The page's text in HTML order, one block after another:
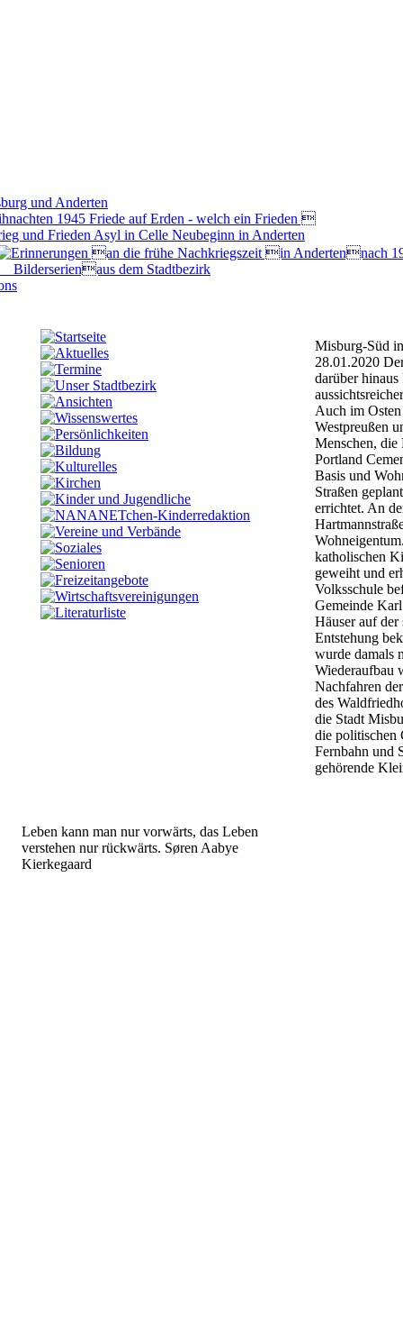
Misburg-Süd
28.01.2020
darüber
Auch im
Westpreußen
Menschen,
Portland
Basis und
Straßen
errichtet. An
katholischen
geweiht und
Volksschule
Gemeinde
Häuser auf der
Entstehung
wurde damals
Wiederaufbau
Nachfahren
des
die Stadt
die politischen
Fernbahn und
gehörende
Leben kann man nur vorwärts, das Leben
verstehen nurrückwärts. Søren Aabye
Kierkegaard